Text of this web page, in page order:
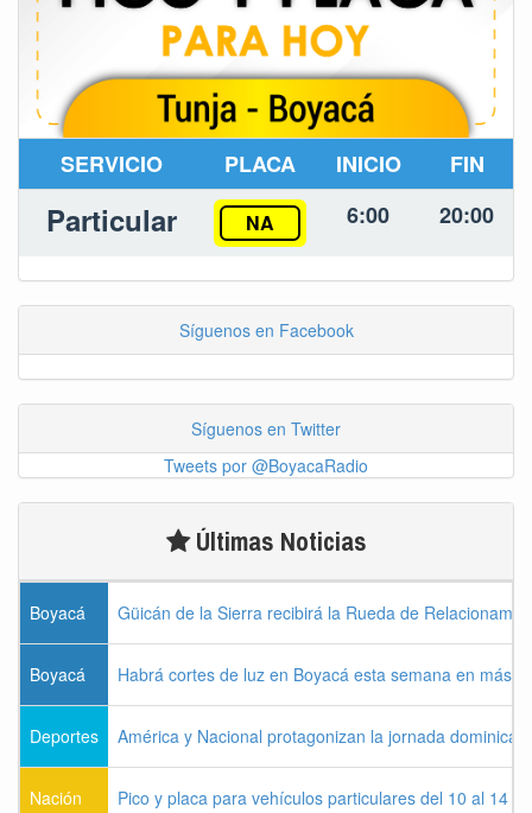
SERVICIO PLACA INICIO FIN
Particular NA 6:00 20:00
Síguenos en Facebook
Síguenos en Twitter
Tweets por @BoyacaRadio
Últimas Noticias
Boyacá Güicán de la Sierra recibirá la Rueda de
Boyacá Habrá cortes de luz en Boyacá esta semana en más
Deportes América y Nacional protagonizan la jornada dominical
Nación Pico y placa para vehículos particulares del 10 al 14